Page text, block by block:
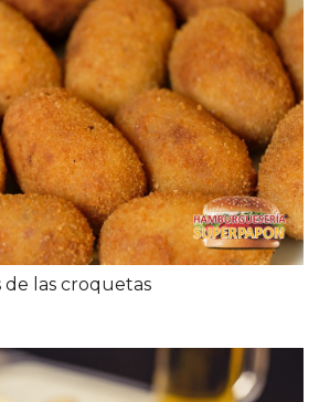
de las croquetas